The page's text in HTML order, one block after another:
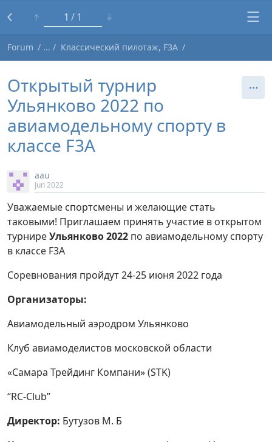
1 1
Forum Классический пилотаж, F3A
Открытый турнир
Ульянково 2022 по
авиамодельному спорту в
классе F3A
aau
Jun 2022
Уважаемые спортсмены и желающие стать
таковыми! Приглашаем принять участие в открытом
турниреУльянково 2022 по авиамодельному спорту
в классе F3A
Соревнования пройдут 24-25 июня 2022 года
Организаторы:
Авиамодельный аэродром Ульянково
Клуб авиамоделистов московской области
«Самара Трейдинг Компани» (STK)
“RC-Club”
Директор: Бутузов М. Б